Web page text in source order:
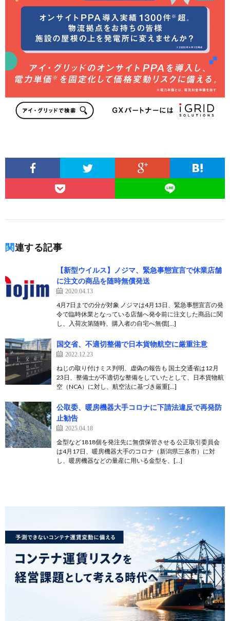
関連する記事
【新型ウイルス】ノジマ、緊急事態宣言で休業店舗
に注文の商品を随時無償発送
2020.04.13
4月7日までの分が対象 ノジマは4月13日、緊急事態宣言の発
令で臨時休業となっている店舗へ発令前に注文した商品に関
し、入荷次第随時、購入者の自宅へ無償[…]
国交省、不適切整備で日本貨物航空に厳重注意
2022.12.23
ねじの取り付けミス判明、虚偽の報告も 国土交通省は12月
23日、整備士が不適切な整備をしていたとして、日本貨物航
空（NCA）に対し、航空法に基づき厳重[…]
公取委、暖房機器大手コロナに下請法違反で再発防
止勧告
2025.04.18
金型など1818個を発注先に無償保管させる 公正取引委員会
は4月17日、暖房機器大手のコロナ（新潟県三条市）に対
し、暖房機器などの量産に用いる金型を、[…]